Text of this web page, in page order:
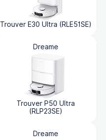
Trouver E30 Ultra (RLE51SE)
Dreame
Trouver P50 Ultra
(RLP23SE)
Dreame